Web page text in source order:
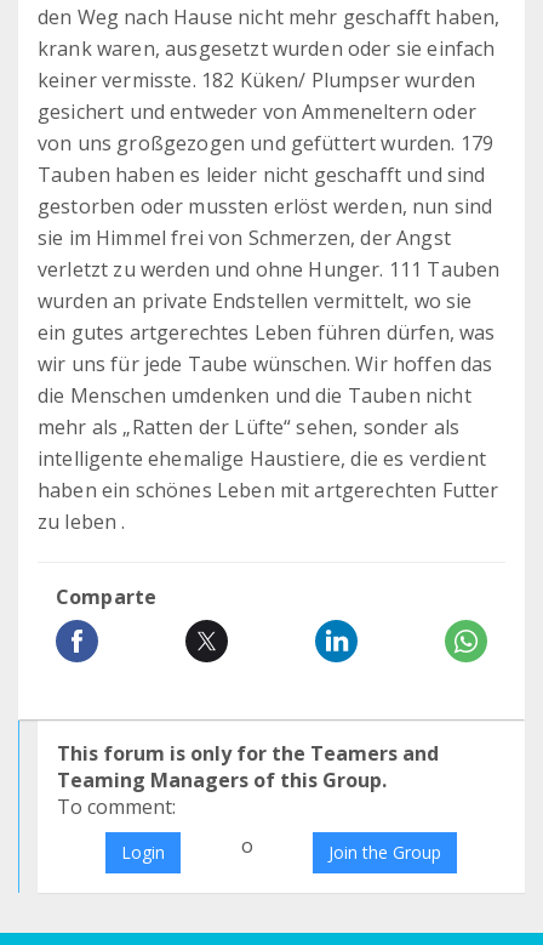
den Weg nach Hause nicht mehr geschafft haben,
krank waren, ausgesetzt wurden oder sie einfach
keiner vermisste. 182 Küken/ Plumpser wurden
gesichert und entweder von Ammeneltern oder
von uns großgezogen und gefüttert wurden. 179
Tauben haben es leider nicht geschafft und sind
gestorben oder mussten erlöst werden, nun sind
sie im Himmel frei von Schmerzen, der Angst
verletzt zu werden und ohne Hunger. 111 Tauben
wurden an private Endstellen vermittelt, wo sie
ein gutes artgerechtes Leben führen dürfen, was
wir uns für jede Taube wünschen. Wir hoffen das
die Menschen umdenken und die Tauben nicht
mehr als „Ratten der Lüfte“ sehen, sonder als
intelligente ehemalige Haustiere, die es verdient
haben ein schönes Leben mit artgerechten Futter
zu leben .
Comparte
This forum is only for the Teamers and
Teaming Managers of this Group.
To comment:
Login o Join the Group